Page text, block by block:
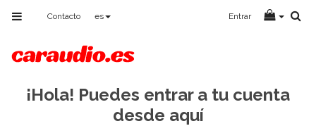
Toggle
navigation
Contacto es Entrar
¡Hola! Puedes entrar a tu cuenta
desde aquí